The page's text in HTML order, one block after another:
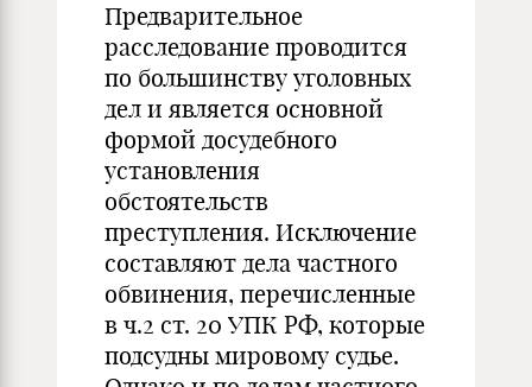
Предварительное
расследование проводится
по большинству уголовных
дел и является основной
формой досудебного
установления
обстоятельств
преступления. Исключение
составляют дела частного
обвинения, перечисленные
в ч.2 ст. 20 УПК РФ, которые
подсудны мировому судье.